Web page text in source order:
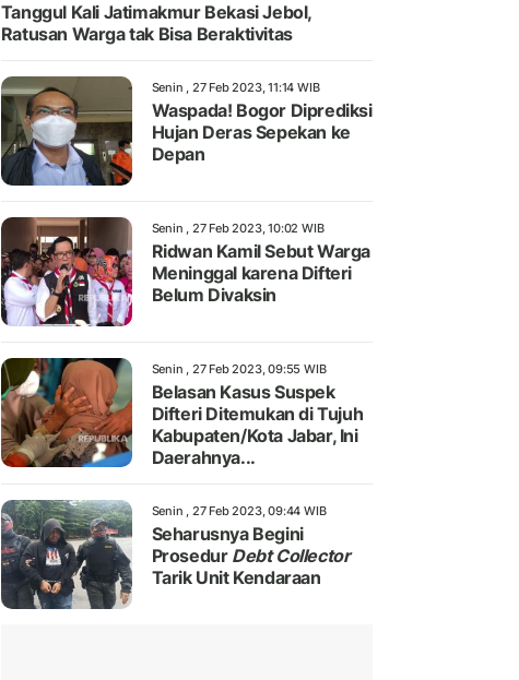
Tanggul Kali Jatimakmur Bekasi Jebol,
Ratusan Warga tak Bisa Beraktivitas
Senin , 27 Feb 2023, 11:14 WIB
Waspada! Bogor Diprediksi
Hujan Deras Sepekan ke
Depan
Senin , 27 Feb 2023, 10:02 WIB
Ridwan Kamil Sebut Warga
Meninggal karena Difteri
Belum Divaksin
Senin , 27 Feb 2023, 09:55 WIB
Belasan Kasus Suspek
Difteri Ditemukan di Tujuh
Kabupaten/Kota Jabar, Ini
Daerahnya...
Senin , 27 Feb 2023, 09:44 WIB
Seharusnya Begini
Prosedur Debt Collector
Tarik Unit Kendaraan